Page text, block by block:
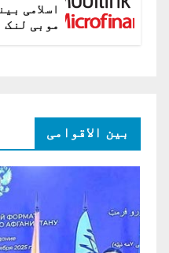
اسلامی
بین الاقوامی